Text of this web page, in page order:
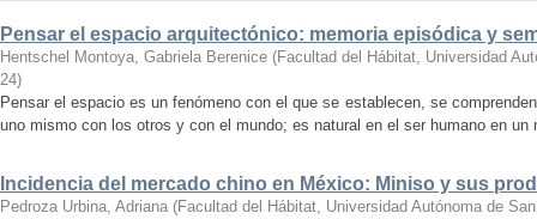
Pensar el espacio arquitectónico: memoria episódica y
Hentschel Montoya, Gabriela Berenice (Facultad del Hábitat, Universidad
24)
Pensar el espacio es un fenómeno con el que se establecen, se
uno mismo con los otros y con el mundo; es natural en el ser humano en
Incidencia del mercado chino en México: Miniso y sus
Pedroza Urbina, Adriana (Facultad del Hábitat, Universidad Autónoma de